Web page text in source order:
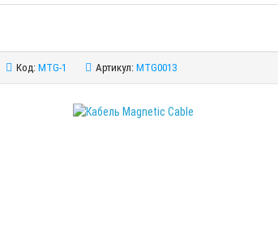
Код: MTG-1 Артикул: MTG0013